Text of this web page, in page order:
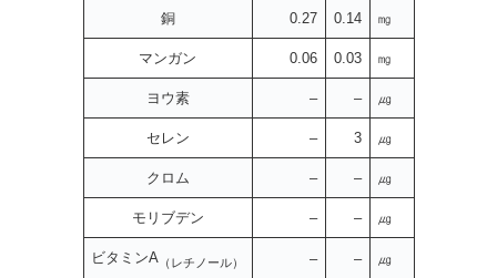
銅 0.27 0.14 ㎎
マンガン 0.06 0.03 ㎎
ヨウ素 – – ㎍
セレン – 3 ㎍
クロム – – ㎍
モリブデン – – ㎍
ビタミンA （レチノール） – – ㎍